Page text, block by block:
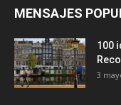
MENSAJES
100
3